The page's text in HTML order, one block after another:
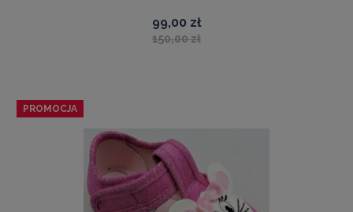
99,00 zł
150,00 zł
PROMOCJA